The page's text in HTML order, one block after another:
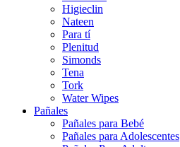
Higieclin
Nateen
Para tí
Plenitud
Simonds
Tena
Tork
Water Wipes
Pañales
Pañales para Bebé
Pañales para Adolescentes